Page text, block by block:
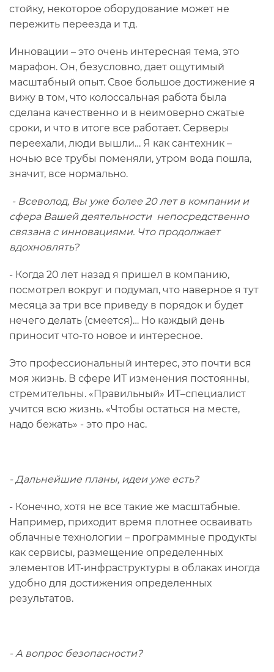
стойку, некоторое оборудование может не
пережить переезда и т.д.
Инновации – это очень интересная тема, это
марафон. Он, безусловно, дает ощутимый
масштабный опыт. Свое большое достижение я
вижу в том, что колоссальная работа была
сделана качественно и в неимоверно сжатые
сроки, и что в итоге все работает. Серверы
переехали, люди вышли… Я как сантехник –
ночью все трубы поменяли, утром вода пошла,
значит, все нормально.
- Всеволод, Вы уже более 20 лет в компании и
сфера Вашей деятельности непосредственно
связана с инновациями. Что продолжает
вдохновлять?
- Когда 20 лет назад я пришел в компанию,
посмотрел вокруг и подумал, что наверное я тут
месяца за три все приведу в порядок и будет
нечего делать (смеется)… Но каждый день
приносит что-то новое и интересное.
Это профессиональный интерес, это почти вся
моя жизнь. В сфере ИТ изменения постоянны,
стремительны. «Правильный» ИТ–специалист
учится всю жизнь. «Чтобы остаться на месте,
надо бежать» - это про нас.
- Дальнейшие планы, идеи уже есть?
- Конечно, хотя не все такие же масштабные.
Например, приходит время плотнее осваивать
облачные технологии – программные продукты
как сервисы, размещение определенных
элементов ИТ-инфраструктуры в облаках иногда
удобно для достижения определенных
результатов.
- А вопрос безопасности?